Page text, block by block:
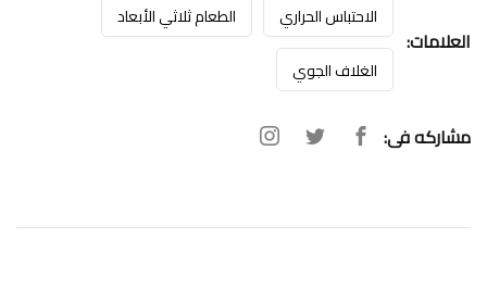
العلامات:
الاحتباس الحراري
الطعام ثلاثي الأبعاد
الغلاف الجوي
مشاركه فى: